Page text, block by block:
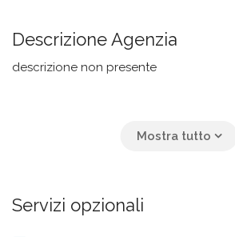
Descrizione Agenzia
descrizione non presente
Servizi opzionali